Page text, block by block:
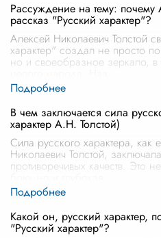
Рассуждение на тему: почему
рассказ "Русский характер"?
Алексей Николаевич Толстой
характер" создал не просто
но и своеобразное зеркало,
В чем заключается сила
характер А.Н. Толстой)
Сила русского характера, как
Николаевич Толстой,
противоречивых качеств. Это
Какой он, русский характер,
"Русский характер"?